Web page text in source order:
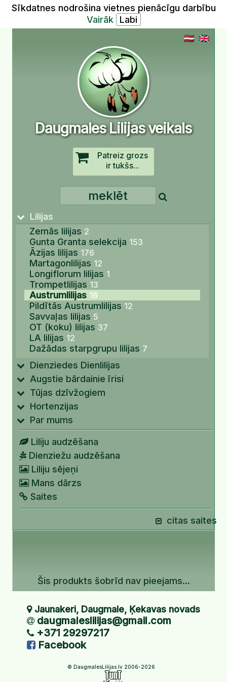
Sīkdatnes nodrošina vietnes pienācīgu darbību
Vairāk
Daugmales Lilijas veikals
Patreiz grozs
ir tukšs...
Lilijas
Zemās lilijas 2
Gunta Granta selekcija 153
Āzijas lilijas 176
Martagonlilijas 12
Longiflorum lilijas 1
Trompetlilijas 13
Austrumlilijas 16
Pildītās Austrumlilijas 12
Savvaļas lilijas 5
OT (koku) lilijas 37
LA lilijas 12
Dažādas starpgrupu lilijas 7
Dienziedes Dienlilijas
Augstie bārdainie īrisi
Tūjas dzīvžogiem
Hortenzijas
Par mums
Liliju audzēšana
Dienziežu audzēšana
Liliju sējeņi
Mans dārzs
Saites
citas saites
Šis produkts šobrīd nav pieejams...
Jaunakeri, Daugmale, Ķekavas novads
daugmaleslilijas@gmail.com
+371 29297217
Facebook
© DaugmalesLilijas.lv 2006-2026